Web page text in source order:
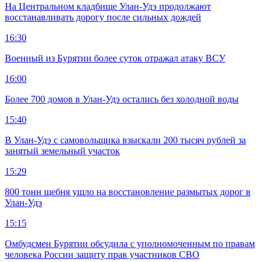
На Центральном кладбище Улан-Удэ продолжают
восстанавливать дорогу после сильных дождей
16:30
Военный из Бурятии более суток отражал атаку ВСУ
16:00
Более 700 домов в Улан-Удэ остались без холодной воды
15:40
В Улан-Удэ с самовольщика взыскали 200 тысяч рублей за
занятый земельный участок
15:29
800 тонн щебня ушло на восстановление размытых дорог в
Улан-Удэ
15:15
Омбудсмен Бурятии обсудила с уполномоченным по правам
человека России защиту прав участников СВО